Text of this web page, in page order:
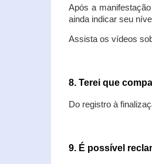
Após a
ainda indicar seu
Assista os vídeos
8. Terei que
Do registro à
9. É possível